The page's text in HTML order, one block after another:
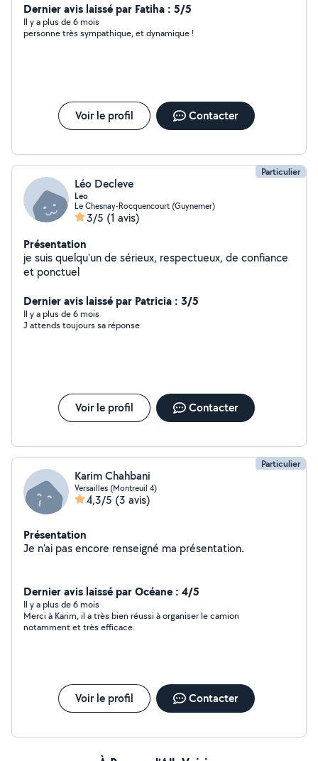
Dernier avis laissé par Fatiha : 5/5
Il y a plus de 6 mois
personne très sympathique, et dynamique !
Voir le profil Contacter
Particulier
Léo Decleve
Leo
Le Chesnay-Rocquencourt (Guynemer)
3/5 (1 avis)
Présentation
je suis quelqu'un de sérieux, respectueux, de confiance
et ponctuel
Dernier avis laissé par Patricia : 3/5
Il y a plus de 6 mois
J attends toujours sa réponse
Voir le profil Contacter
Particulier
Karim Chahbani
Versailles (Montreuil 4)
4,3/5 (3 avis)
Présentation
Je n'ai pas encore renseigné ma présentation.
Dernier avis laissé par Océane : 4/5
Il y a plus de 6 mois
Merci à Karim, il a très bien réussi à organiser le camion
notamment et très efficace.
Voir le profil Contacter